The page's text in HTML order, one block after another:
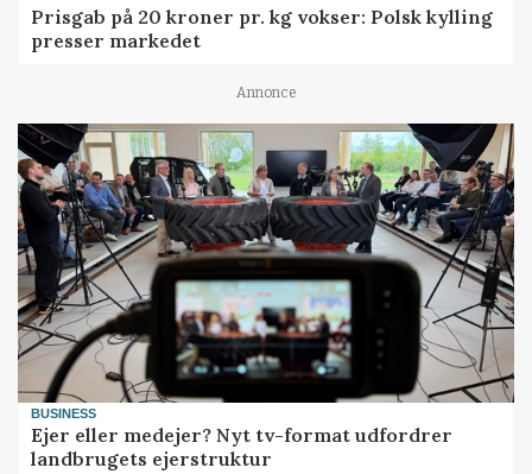
Prisgab på 20 kroner pr. kg vokser: Polsk kylling
presser markedet
Annonce
BUSINESS
Ejer eller medejer? Nyt tv-format udfordrer
landbrugets ejerstruktur